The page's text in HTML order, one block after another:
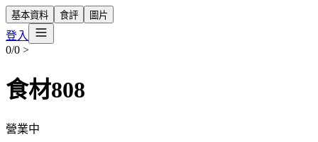
基本資料 食評 圖片
登入
0/0 >
食材808
營業中